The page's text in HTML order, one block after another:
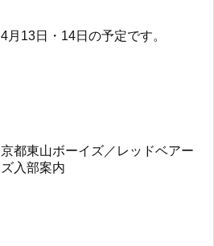
4月13日・14日の予定です。
京都東山ボーイズ／レッドベアー
ズ入部案内